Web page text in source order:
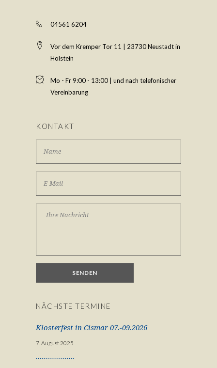
04561 6204
Vor dem Kremper Tor 11 | 23730 Neustadt in
Holstein
Mo - Fr 9:00 - 13:00 | und nach telefonischer
Vereinbarung
KONTAKT
NÄCHSTE TERMINE
Klosterfest in Cismar 07.-09.2026
7. August 2025